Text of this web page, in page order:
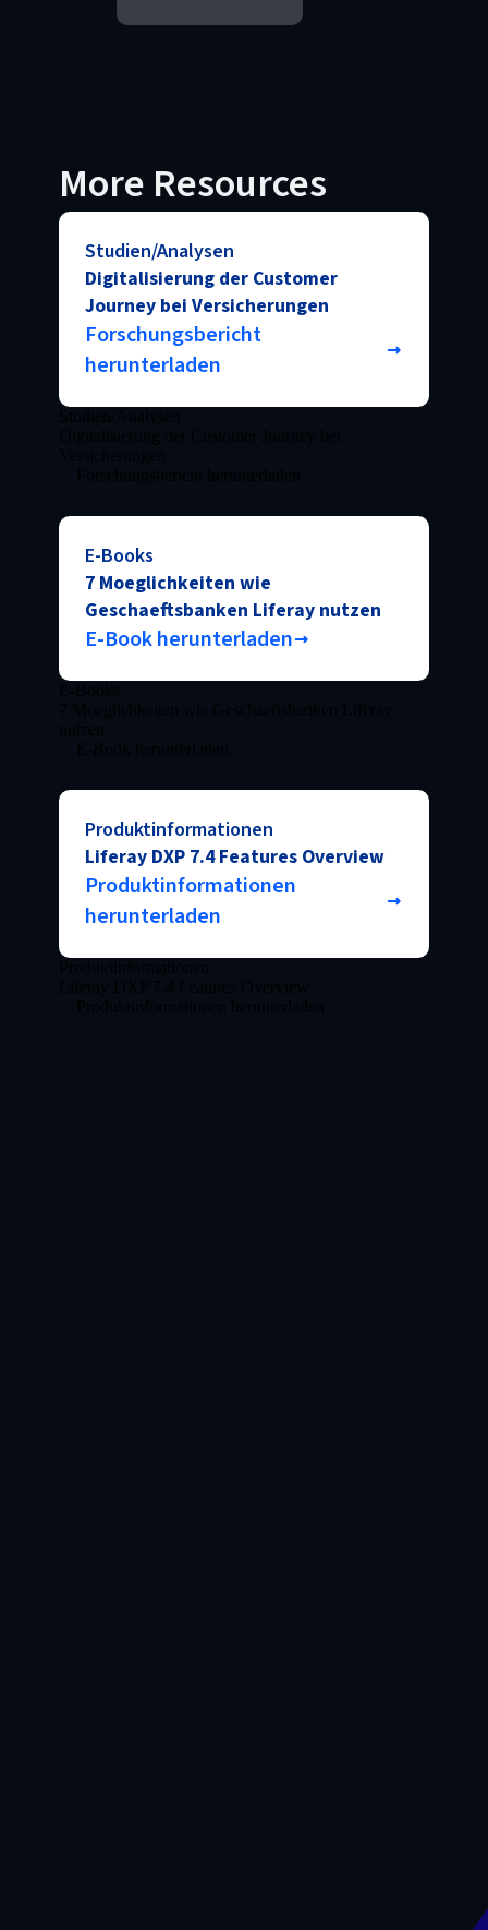
More Resources
Studien/Analysen
Digitalisierung der Customer
Journey bei Versicherungen
Forschungsbericht
herunterladen
E-Books
7 Moeglichkeiten wie
Geschaeftsbanken Liferay nutzen
E-Book herunterladen
Produktinformationen
Liferay DXP 7.4 Features Overview
Produktinformationen
herunterladen